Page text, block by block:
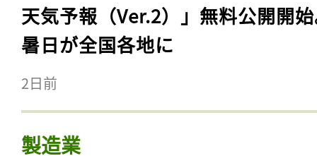
天気予報（Ver.2）」無料公開開
暑日が全国各地に
2日前
製造業